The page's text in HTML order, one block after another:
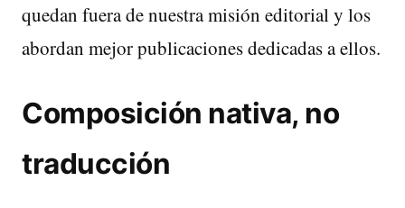
quedan fuera de nuestra misión editorial y los
abordan mejor publicaciones dedicadas a ellos.
Composición nativa, no
traducción